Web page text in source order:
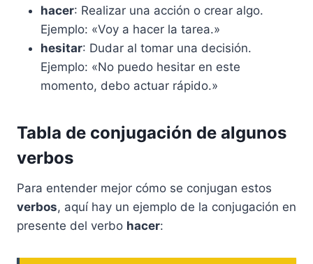
hacer: Realizar una acción o crear algo.
Ejemplo: «Voy a hacer la tarea.»
hesitar: Dudar al tomar una decisión.
Ejemplo: «No puedo hesitar en este
momento, debo actuar rápido.»
Tabla de conjugación de algunos
verbos
Para entender mejor cómo se conjugan estos
verbos, aquí hay un ejemplo de la conjugación en
presente del verbo hacer: